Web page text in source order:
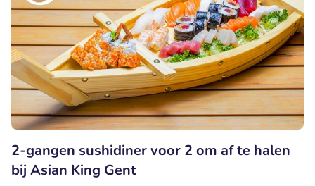
2-gangen sushidiner voor 2 om af te halen
bij Asian King Gent